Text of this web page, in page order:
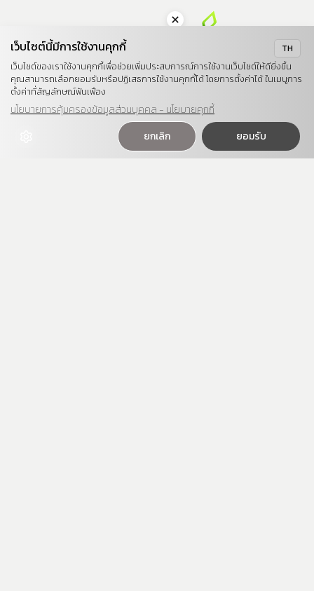
TH
เว็บไซต์นี้มีการใช้งานคุกกี้
เว็บไซต์ของเราใช้งานคุกกี้เพื่อช่วยเพิ่มประสบการณ์การใช้งานเว็บไซต์ให้ดียิ่งขึ้น
คุณสามารถเลือกยอมรับหรือปฏิเสธการใช้งานคุกกี้ได้ โดยการตั้งค่าได้ ในเมนูการ
ตั้งค่าที่สัญลักษณ์ฟันเฟือง
นโยบายการคุ้มครองข้อมูลส่วนบุคคล - นโยบายคุกกี้
ยกเลิก
ยอมรับ
Powered by Unicorn Tech Integration x Mind AI